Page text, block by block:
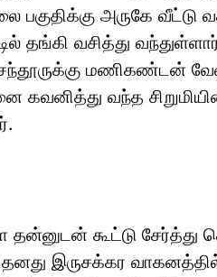
அருகே வீட்டு
தங்கி வசித்து
மணிகண்டன்
கவனித்து வந்த
கூட்டு சேர்த்து
இருசக்கர